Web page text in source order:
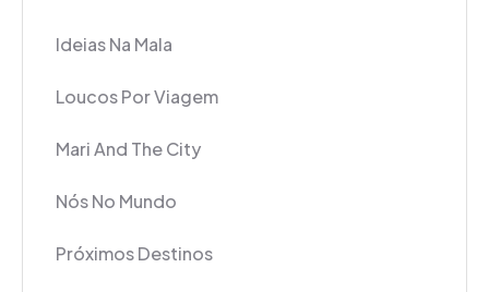
Ideias Na Mala
Loucos Por Viagem
Mari And The City
Nós No Mundo
Próximos Destinos